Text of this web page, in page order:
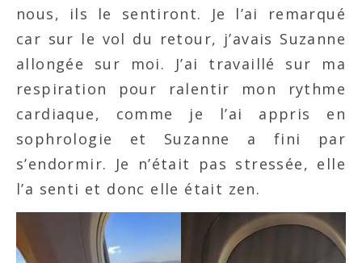
nous, ils le sentiront. Je l’ai remarqué
car sur le vol du retour, j’avais Suzanne
allongée sur moi. J’ai travaillé sur ma
respiration pour ralentir mon rythme
cardiaque, comme je l’ai appris en
sophrologie et Suzanne a fini par
s’endormir. Je n’était pas stressée, elle
l’a senti et donc elle était zen.